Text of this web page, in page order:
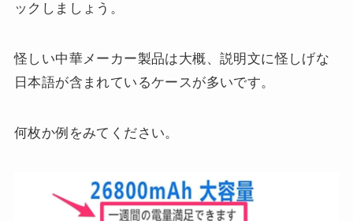
ックしましょう。
怪しい中華メーカー製品は大概、説明文に怪しげな
日本語が含まれているケースが多いです。
何枚か例をみてください。